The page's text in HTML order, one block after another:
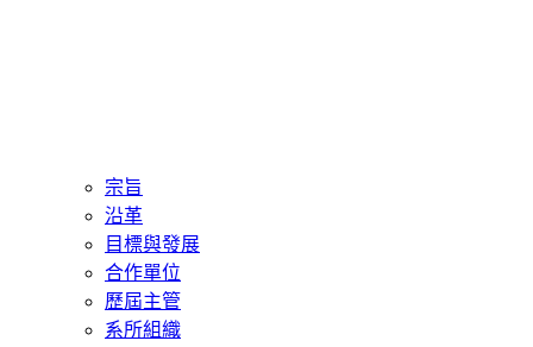
宗旨
沿革
目標與發展
合作單位
歷屆主管
系所組織